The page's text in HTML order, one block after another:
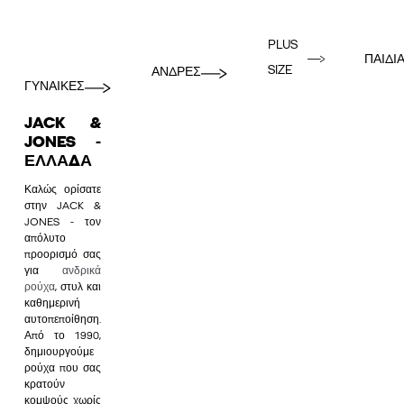
ΓΥΝΑΙΚΕΣ
ΑΝΔΡΕΣ
PLUS
SIZE
ΠΑΙΔΙΑ
JACK &
JONES -
ΕΛΛΆΔΑ
Καλώς ορίσατε
στην JACK &
JONES - τον
απόλυτο
προορισμό σας
για ανδρικά
ρούχα, στυλ και
καθημερινή
αυτοπεποίθηση.
Από το 1990,
δημιουργούμε
ρούχα που σας
κρατούν
κομψούς χωρίς